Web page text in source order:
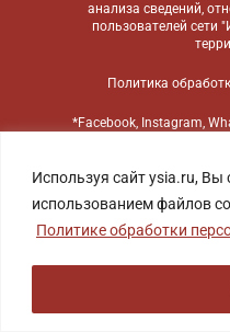
Используя сайт ysia.ru, Вы
использованием файлов
Политике обработки
анализа сведений,
пользователей сети
Политика
*Facebook, Instagram,